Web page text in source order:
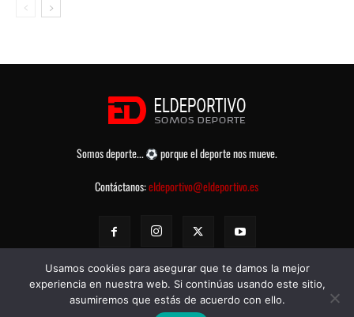
Somos deporte...
porque el deporte nos mueve.
Contáctanos:eldeportivo@eldeportivo.es
© eldeportivo.es 2008 - 2025 Todos los Derechos Reservados -
Usamos cookies para asegurar que te damos la mejor
experiencia en nuestra web. Si continúas usando este sitio,
asumiremos que estás de acuerdo con ello.